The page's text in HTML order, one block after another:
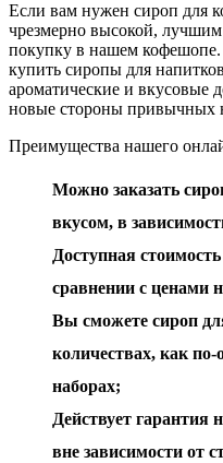
Если вам нужен сироп для
чрезмерно высокой,
покупку в нашем
купить сиропы для
ароматические и вкусовые
новые стороны привычных
Преимущества нашего
Можно заказать
вкусом, в
Доступная
сравнении с ценами
Вы сможете сироп
количествах, как
наборах;
Действует
вне зависимости от